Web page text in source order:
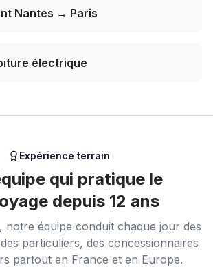
Nantes → Paris
électrique
Expérience terrain
qui pratique le
depuis 12 ans
notre équipe conduit chaque jour des
particuliers, des concessionnaires
partout en France et en Europe.